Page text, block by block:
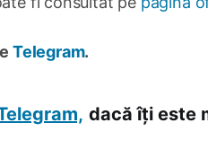
Telegram.
dacă îți este